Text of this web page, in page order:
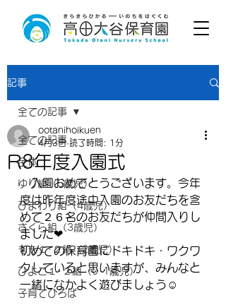
記事
全ての記事
全体
ゆり組（5歳児）
ひまわり組（4歳児）
さくら組（3歳児）
もも１･２組（2歳児）
ひよこ１･２組（0･1歳児）
子育てひろば
全ての記事
R8年度入園式
ootanihoikuen
4月3日 読了時間: 1分
入園おめでとうございます。今年
度は昨年度途中入園のお友だちを含
めて２６名のお友だちが仲間入りし
ました❤
初めての保育園にドキドキ・ワクワ
クしていると思いますが、みんなと
一緒になかよく遊びましょう☺